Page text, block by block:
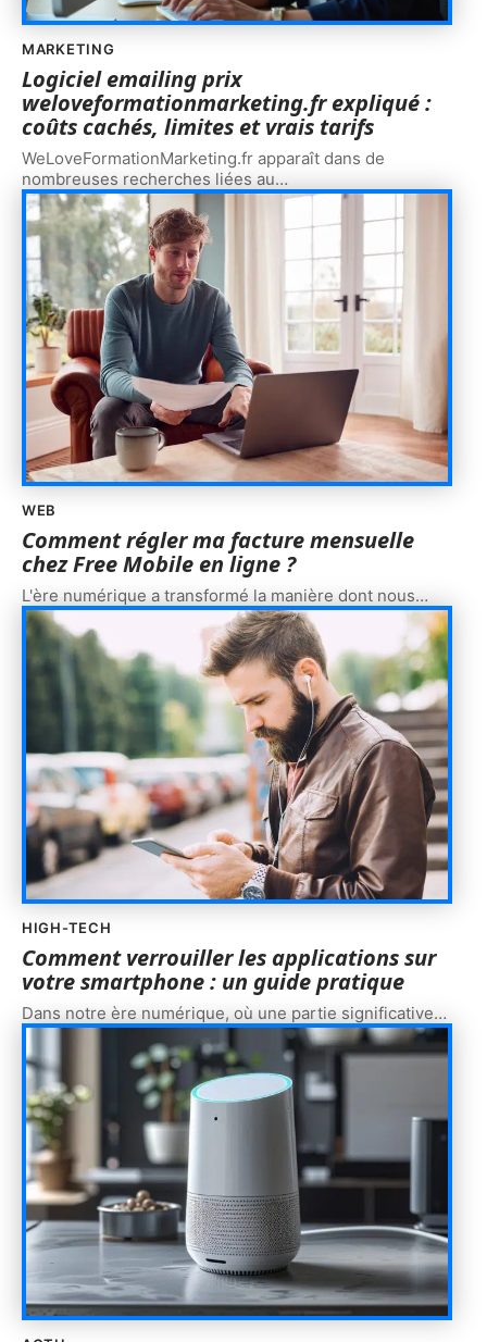
MARKETING
Logiciel emailing prix
weloveformationmarketing.fr expliqué :
coûts cachés, limites et vrais tarifs
WeLoveFormationMarketing.fr apparaît dans de
nombreuses recherches liées au…
WEB
Comment régler ma facture mensuelle
chez Free Mobile en ligne ?
L'ère numérique a transformé la manière dont nous…
HIGH-TECH
Comment verrouiller les applications sur
votre smartphone : un guide pratique
Dans notre ère numérique, où une partie significative…